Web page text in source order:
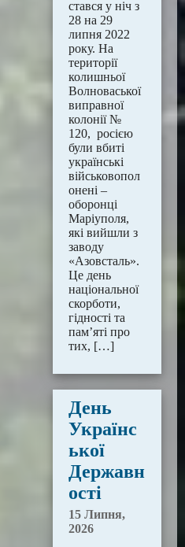
стався у ніч з
28 на 29
липня 2022
року. На
території
колишньої
Волноваської
виправної
колонії №
120, росією
були вбиті
українські
військовопол
онені –
оборонці
Маріуполя,
які вийшли з
заводу
«Азовсталь».
Це день
національної
скорботи,
гідності та
пам’яті про
тих, […]
День
Українс
ької
Державн
ості
15 Липня,
2026